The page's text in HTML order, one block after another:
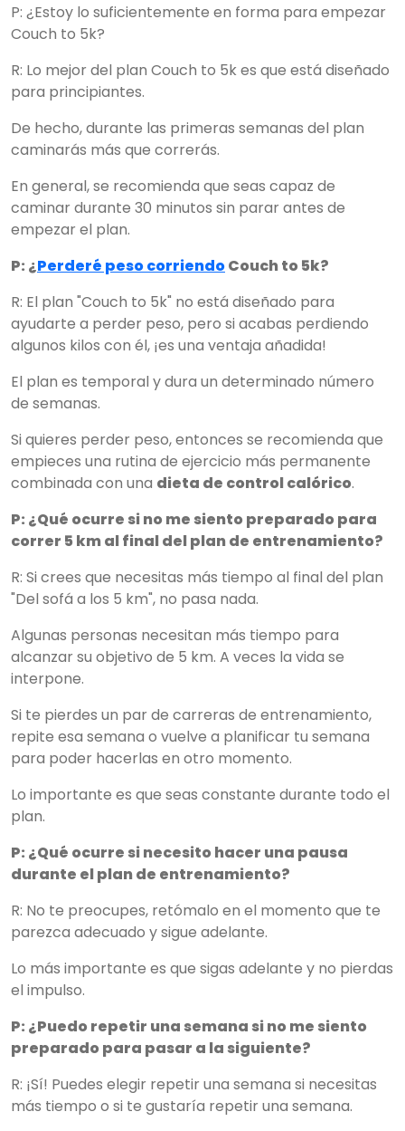
P: ¿Estoy lo suficientemente en forma para empezar
Couch to 5k?
R: Lo mejor del plan Couch to 5k es que está diseñado
para principiantes.
De hecho, durante las primeras semanas del plan
caminarás más que correrás.
En general, se recomienda que seas capaz de
caminar durante 30 minutos sin parar antes de
empezar el plan.
P: ¿Perderé peso corriendoCouch to 5k?
R: El plan "Couch to 5k" no está diseñado para
ayudarte a perder peso, pero si acabas perdiendo
algunos kilos con él, ¡es una ventaja añadida!
El plan es temporal y dura un determinado número
de semanas.
Si quieres perder peso, entonces se recomienda que
empieces una rutina de ejercicio más permanente
combinada con una dieta de control calórico.
P: ¿Qué ocurre si no me siento preparado para
correr 5 km al final del plan de entrenamiento?
R: Si crees que necesitas más tiempo al final del plan
"Del sofá a los 5 km", no pasa nada.
Algunas personas necesitan más tiempo para
alcanzar su objetivo de 5 km. A veces la vida se
interpone.
Si te pierdes un par de carreras de entrenamiento,
repite esa semana o vuelve a planificar tu semana
para poder hacerlas en otro momento.
Lo importante es que seas constante durante todo el
plan.
P: ¿Qué ocurre si necesito hacer una pausa
durante el plan de entrenamiento?
R: No te preocupes, retómalo en el momento que te
parezca adecuado y sigue adelante.
Lo más importante es que sigas adelante y no pierdas
el impulso.
P: ¿Puedo repetir una semana si no me siento
preparado para pasar a la siguiente?
R: ¡Sí! Puedes elegir repetir una semana si necesitas
más tiempo o si te gustaría repetir una semana.